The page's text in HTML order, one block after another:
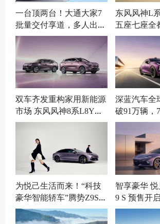
一台顶两台！大通大家7
批量交付享道，多人出行
有了新选择
东风风神L
五座七座全
最新的技术
双车齐发重构家用新能源
市场 东风风神8系L8Y、
L8+正式登场
深蓝汽车全
破91万辆，
增长7.52%
为悦己生活而来！“科技
豪华智能轿车”腾势Z9S开
启预售
智享豪华
9 S 预售开